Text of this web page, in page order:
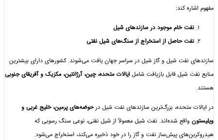
کند:
نفت خام موجود در سازندهای شیل
نفت حاصل از استخراج از سنگ‌های شیل نفتی
نفت شیل و گاز شیل در سراسر جهان یافت می‌شوند. کشورهای دارای بیشترین
شیل قابل بازیافت شاملایالات متحده، چین، آرژانتین، مکزیک و آفریقای جنوبی
متحده، بزرگ‌ترین سازندهای نفت شیل درحوضه‌های پرمین، خلیج غربی و
واقع شده‌اند. نفت شیل معمولاً از شیل نفتی، نوعی سنگ رسوبی که
پیش‌ساز نفت و گاز را در خود ذخیره می‌کند، استخراج می‌شود.